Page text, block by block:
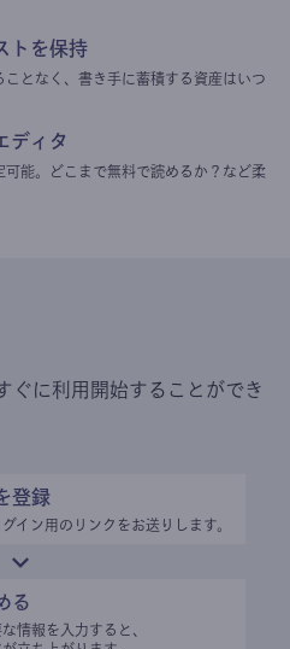
トを保持
ことなく、書き手に蓄積する資産はいつ
ディタ
能。どこまで無料で読めるか？など柔
ぐに利用開始することができ
登録
イン用のリンクをお送りします。
る
情報を入力すると、